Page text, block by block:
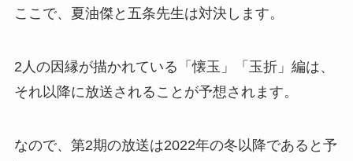
ここで、夏油傑と五条先生は対決します。
2人の因縁が描かれている「懐玉」「玉折」編は、
それ以降に放送されることが予想されます。
なので、第2期の放送は2022年の冬以降であると予